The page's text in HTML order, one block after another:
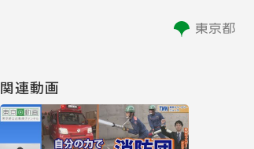
関連動画